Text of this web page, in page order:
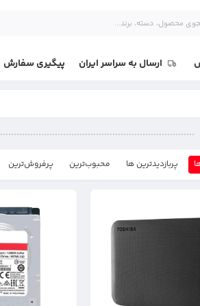
ارسال به سراسر ایران پیگیری سفارش
پربازدیدترین ها محبوب‌‌ترین پرفروش‌ترین